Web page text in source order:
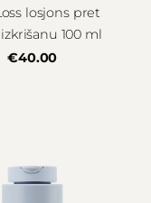
losjons pret
100 ml
€40.00